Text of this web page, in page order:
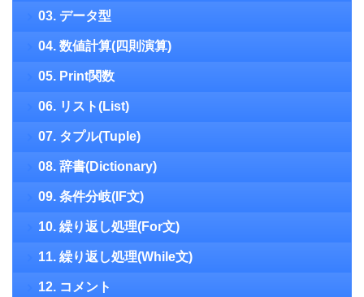
03. データ型
04. 数値計算(四則演算)
05. Print関数
06. リスト(List)
07. タプル(Tuple)
08. 辞書(Dictionary)
09. 条件分岐(IF文)
10. 繰り返し処理(For文)
11. 繰り返し処理(While文)
12. コメント